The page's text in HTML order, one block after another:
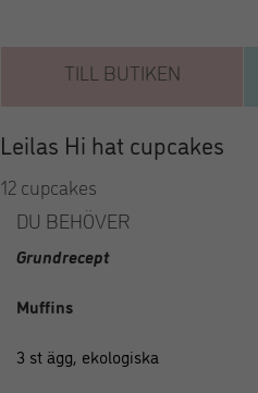
TILL BUTIKEN
Leilas Hi hat cupcakes
12 cupcakes
DU BEHÖVER
Grundrecept
Muffins
3 st ägg, ekologiska